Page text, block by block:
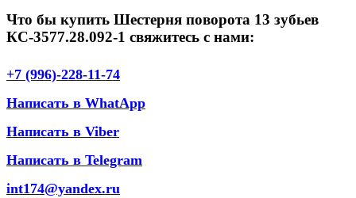
Что бы купить Шестерня поворота 13 зубьев
КС-3577.28.092-1 свяжитесь с нами:
+7 (996)-228-11-74
Написать в WhatApp
Написать в Viber
Написать в Telegram
int174@yandex.ru